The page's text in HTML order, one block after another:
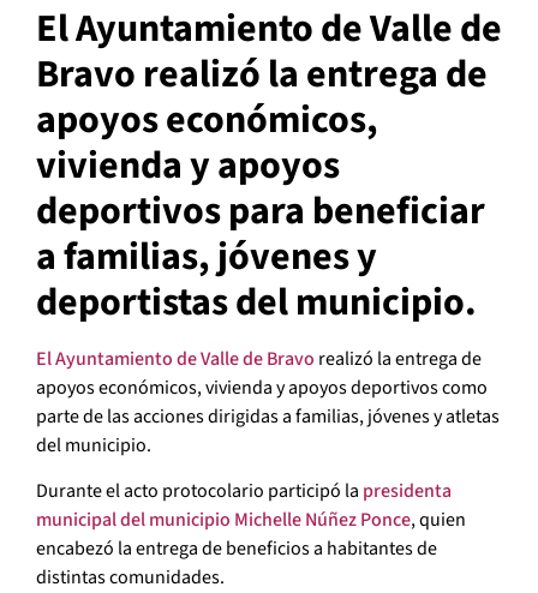
El Ayuntamiento de Valle de
Bravo realizó la entrega de
apoyos económicos,
vivienda y apoyos
deportivos para beneficiar
a familias, jóvenes y
deportistas del municipio.
El Ayuntamiento de Valle de Bravo realizó la entrega de
apoyos económicos, vivienda y apoyos deportivos como
parte de las acciones dirigidas a familias, jóvenes y atletas
del municipio.
Durante el acto protocolario participó la presidenta
municipal del municipio Michelle Núñez Ponce, quien
encabezó la entrega de beneficios a habitantes de
distintas comunidades.